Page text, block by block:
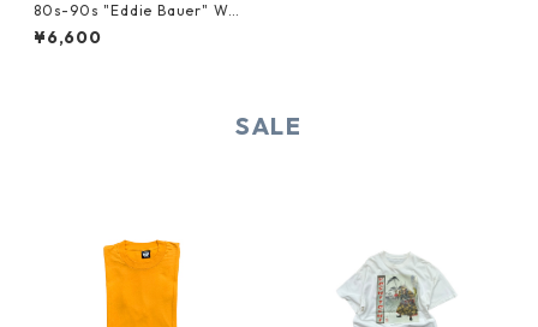
80s-90s "Eddie Bauer" WO
OL KNIT CAP
¥6,600
SALE